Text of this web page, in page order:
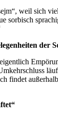
weil sich
der
findet